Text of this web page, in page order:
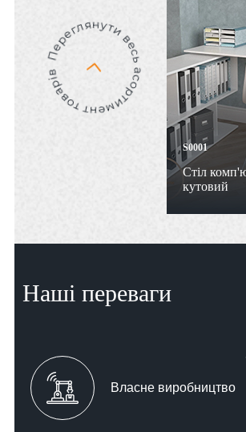
S0001
Стіл
кутовий
Наші переваги
Власне виробництво